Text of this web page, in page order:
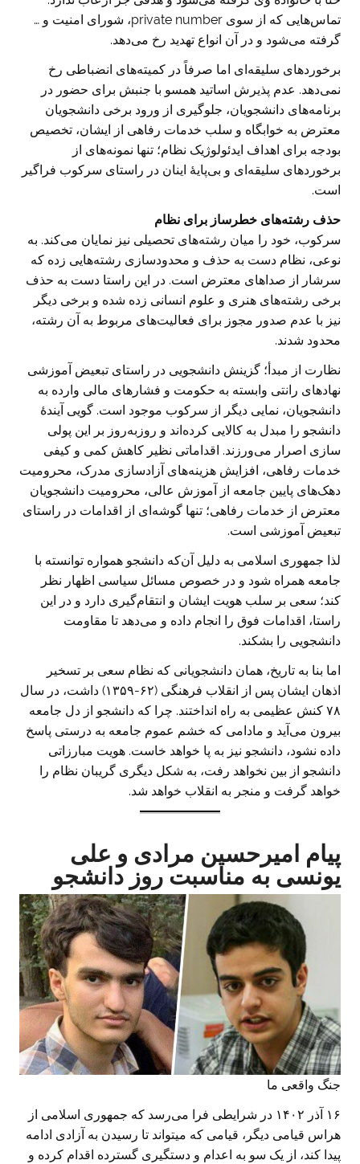
تماس‌هایی که از سوی private number، شورای امنیت و …
گرفته می‌شود و در آن انواع تهدید رخ می‌دهد.
برخوردهای سلیقه‌ای اما صرفاً در کمیته‌های انضباطی رخ
نمی‌دهد. عدم پذیرش اساتید همسو با جنبش برای حضور در
برنامه‌های دانشجویان، جلوگیری از ورود برخی دانشجویان
معترض به خوابگاه و سلب خدمات رفاهی از ایشان، تخصیص
بودجه برای اهداف ایدئولوژیک نظام؛ تنها نمونه‌های از
برخوردهای سلیقه‌ای و بی‌پایۀ اینان در راستای سرکوب فراگیر
است.
حذف رشته‌های خطرساز برای نظام
سرکوب، خود را میان رشته‌های تحصیلی نیز نمایان می‌کند. به
نوعی، نظام دست به حذف و محدودسازی رشته‌هایی زده که
سرشار از صداهای معترض است. در این راستا دست به حذف
برخی رشته‌های هنری و علوم انسانی زده شده و برخی دیگر
نیز با عدم صدور مجوز برای فعالیت‌های مربوط به آن رشته،
محدود شدند.
نظارت از مبدأ؛ گزینش دانشجویی در راستای تبعیض آموزشی
نهادهای رانتی وابسته به حکومت و فشارهای مالی وارده به
دانشجویان، نمایی دیگر از سرکوب موجود است. گویی آیندهٔ
دانشجو را مبدل به کالایی کرده‌اند و روزبه‌روز بر این پولی
سازی اصرار می‌ورزند. اقداماتی نظیر کاهش کمی و کیفی
خدمات رفاهی، افزایش هزینه‌های آزادسازی مدرک، محرومیت
دهک‌های پایین جامعه از آموزش عالی، محرومیت دانشجویان
معترض از خدمات رفاهی؛ تنها گوشه‌ای از اقدامات در راستای
تبعیض آموزشی است.
لذا جمهوری اسلامی به دلیل آن‌که دانشجو همواره توانسته با
جامعه همراه شود و در خصوص مسائل سیاسی اظهار نظر
کند؛ سعی بر سلب هویت ایشان و انتقام‌گیری دارد و در این
راستا، اقدامات فوق را انجام داده و می‌دهد تا مقاومت
دانشجویی را بشکند.
اما بنا به تاریخ، همان دانشجویانی که نظام سعی بر تسخیر
اذهان ایشان پس از انقلاب فرهنگی (۶۲-۱۳۵۹) داشت، در سال
۷۸ کنش عظیمی به راه انداختند. چرا که دانشجو از دل جامعه
بیرون می‌آید و مادامی که خشم عموم جامعه به درستی پاسخ
داده نشود، دانشجو نیز به پا خواهد خاست. هویت مبارزاتی
دانشجو از بین نخواهد رفت، به شکل دیگری گریبان نظام را
خواهد گرفت و منجر به انقلاب خواهد شد.
پیام امیرحسین مرادى و على
یونسى به مناسبت روز دانشجو
جنگ واقعى ما
۱۶ آذر ۱۴۰۲ در شرایطی فرا می‌رسد که جمهوری اسلامی از
هراس قیامی دیگر، قیامی که میتواند تا رسیدن به آزادی ادامه
پیدا کند، از یک سو به اعدام و دستگیری گسترده اقدام كرده و